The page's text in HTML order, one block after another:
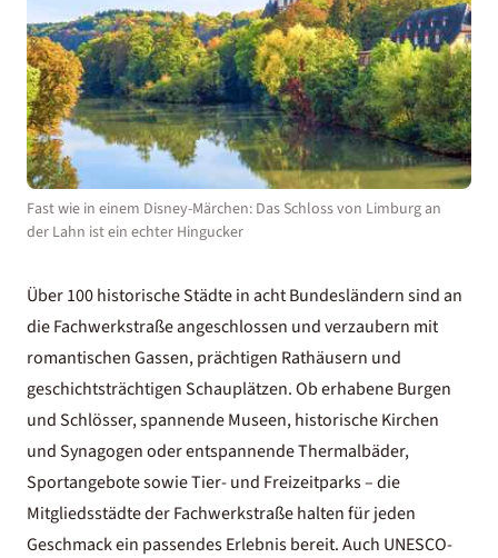
Fast wie in einem Disney-Märchen: Das Schloss von Limburg an
der Lahn ist ein echter Hingucker
Über 100 historische Städte in acht Bundesländern sind an
die Fachwerkstraße angeschlossen und verzaubern mit
romantischen Gassen, prächtigen Rathäusern und
geschichtsträchtigen Schauplätzen. Ob erhabene Burgen
und Schlösser, spannende Museen, historische Kirchen
und Synagogen oder entspannende Thermalbäder,
Sportangebote sowie Tier- und Freizeitparks – die
Mitgliedsstädte der Fachwerkstraße halten für jeden
Geschmack ein passendes Erlebnis bereit. Auch UNESCO-